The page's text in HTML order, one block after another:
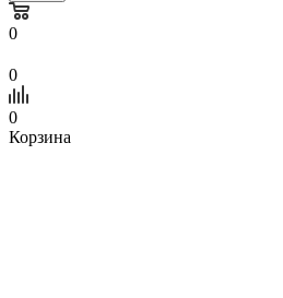
0
0
0
Корзина